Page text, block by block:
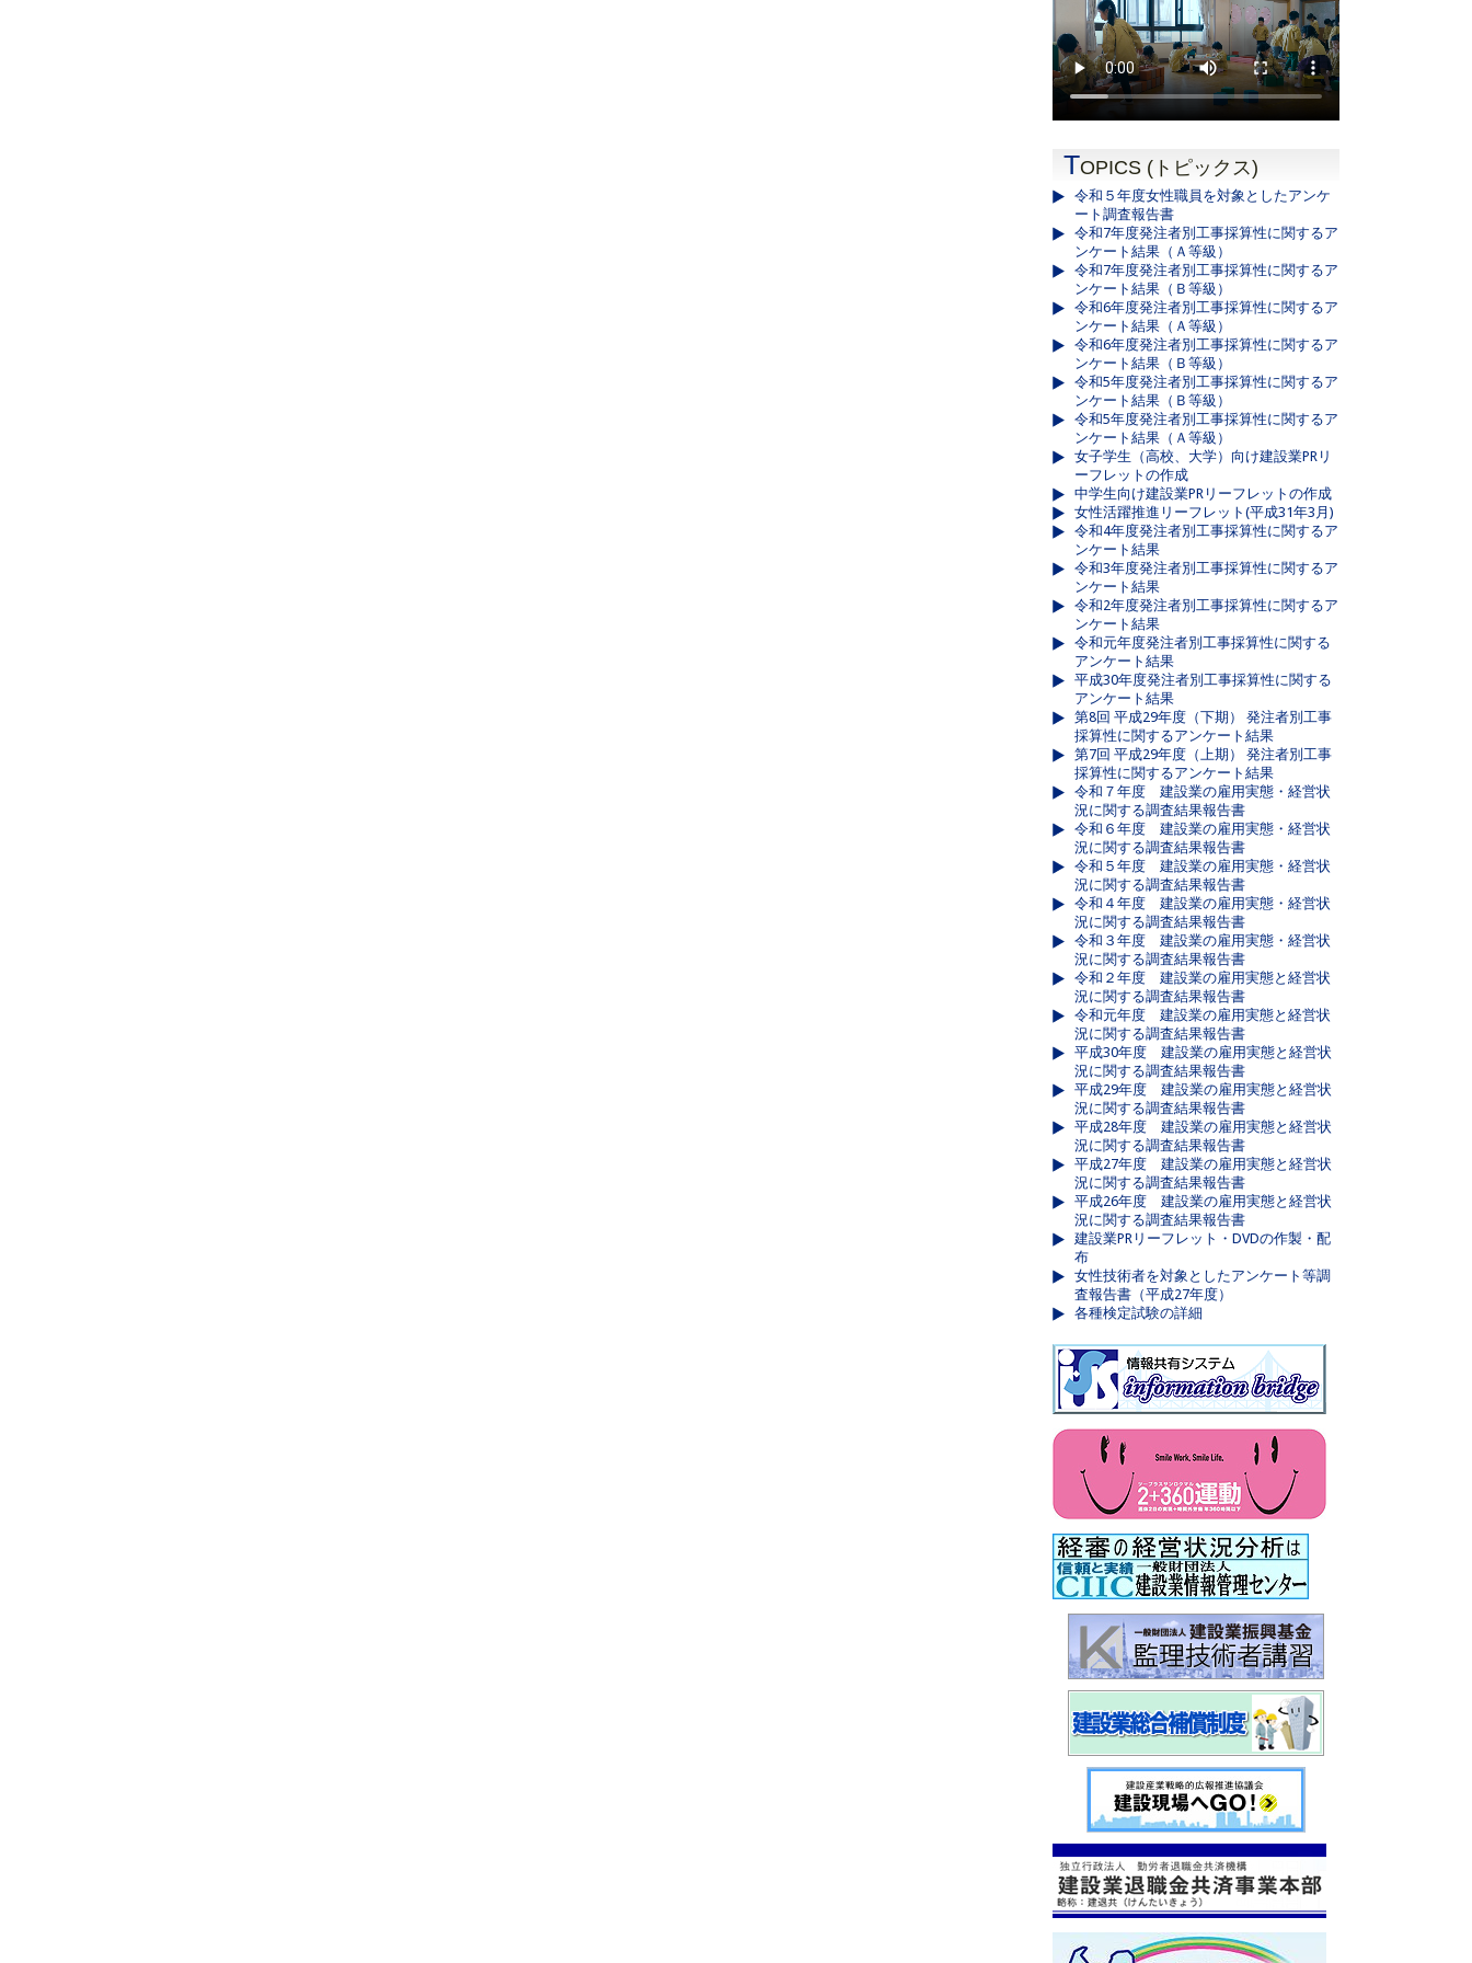
TOPICS (トピックス)
令和５年度女性職員を対象としたアンケ
ート調査報告書
令和7年度発注者別工事採算性に関するア
ンケート結果（Ａ等級）
令和7年度発注者別工事採算性に関するア
ンケート結果（Ｂ等級）
令和6年度発注者別工事採算性に関するア
ンケート結果（Ａ等級）
令和6年度発注者別工事採算性に関するア
ンケート結果（Ｂ等級）
令和5年度発注者別工事採算性に関するア
ンケート結果（Ｂ等級）
令和5年度発注者別工事採算性に関するア
ンケート結果（Ａ等級）
女子学生（高校、大学）向け建設業PRリ
ーフレットの作成
中学生向け建設業PRリーフレットの作成
女性活躍推進リーフレット(平成31年3月)
令和4年度発注者別工事採算性に関するア
ンケート結果
令和3年度発注者別工事採算性に関するア
ンケート結果
令和2年度発注者別工事採算性に関するア
ンケート結果
令和元年度発注者別工事採算性に関する
アンケート結果
平成30年度発注者別工事採算性に関する
アンケート結果
第8回 平成29年度（下期） 発注者別工事
採算性に関するアンケート結果
第7回 平成29年度（上期） 発注者別工事
採算性に関するアンケート結果
令和７年度 建設業の雇用実態・経営状
況に関する調査結果報告書
令和６年度 建設業の雇用実態・経営状
況に関する調査結果報告書
令和５年度 建設業の雇用実態・経営状
況に関する調査結果報告書
令和４年度 建設業の雇用実態・経営状
況に関する調査結果報告書
令和３年度 建設業の雇用実態・経営状
況に関する調査結果報告書
令和２年度 建設業の雇用実態と経営状
況に関する調査結果報告書
令和元年度 建設業の雇用実態と経営状
況に関する調査結果報告書
平成30年度 建設業の雇用実態と経営状
況に関する調査結果報告書
平成29年度 建設業の雇用実態と経営状
況に関する調査結果報告書
平成28年度 建設業の雇用実態と経営状
況に関する調査結果報告書
平成27年度 建設業の雇用実態と経営状
況に関する調査結果報告書
平成26年度 建設業の雇用実態と経営状
況に関する調査結果報告書
建設業PRリーフレット・DVDの作製・配
布
女性技術者を対象としたアンケート等調
査報告書（平成27年度）
各種検定試験の詳細